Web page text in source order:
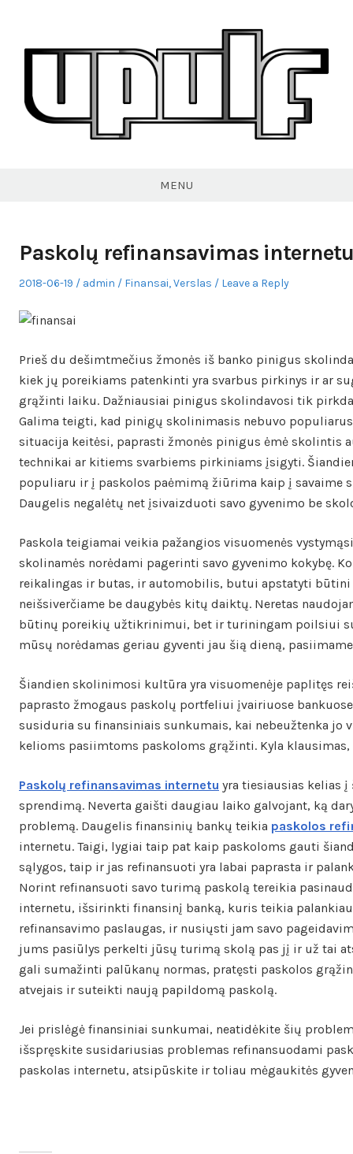
content
MENU
Paskolų refinansavimas internetu
Posted
2018-06-19 Author
admin
Posted
Finansai,Verslas Leave a Reply
Prieš du dešimtmečius žmonės iš banko pinigus
kiek jų poreikiams patenkinti yra svarbus pirkinys ir ar
grąžinti laiku. Dažniausiai pinigus skolindavosi tik
Galima teigti, kad pinigų skolinimasis nebuvo
situacija keitėsi, paprasti žmonės pinigus ėmė skolintis
technikai ar kitiems svarbiems pirkiniams įsigyti.
populiaru ir į paskolos paėmimą žiūrima kaip į savaime
Daugelis negalėtų net įsivaizduoti savo gyvenimo be
Paskola teigiamai veikia pažangios visuomenės
skolinamės norėdami pagerinti savo gyvenimo kokybę.
reikalingas ir butas, ir automobilis, butui apstatyti
neišsiverčiame be daugybės kitų daiktų. Neretas
būtinų poreikių užtikrinimui, bet ir turiningam poilsiui
mūsų norėdamas geriau gyventi jau šią dieną,
Šiandien skolinimosi kultūra yra visuomenėje paplitęs
paprasto žmogaus paskolų portfeliui įvairiuose
susiduria su finansiniais sunkumais, kai nebeužtenka jo
kelioms pasiimtoms paskoloms grąžinti. Kyla
Paskolų refinansavimas internetu yra tiesiausias kelias
sprendimą. Neverta gaišti daugiau laiko galvojant, ką
problemą. Daugelis finansinių bankų teikia paskolos
internetu. Taigi, lygiai taip pat kaip paskoloms gauti
sąlygos, taip ir jas refinansuoti yra labai paprasta ir
Norint refinansuoti savo turimą paskolą tereikia
internetu, išsirinkti finansinį banką, kuris teikia
refinansavimo paslaugas, ir nusiųsti jam savo
jums pasiūlys perkelti jūsų turimą skolą pas jį ir už tai
gali sumažinti palūkanų normas, pratęsti paskolos
atvejais ir suteikti naują papildomą paskolą.
Jei prislėgė finansiniai sunkumai, neatidėkite šių
išspręskite susidariusias problemas refinansuodami
paskolas internetu, atsipūskite ir toliau mėgaukitės